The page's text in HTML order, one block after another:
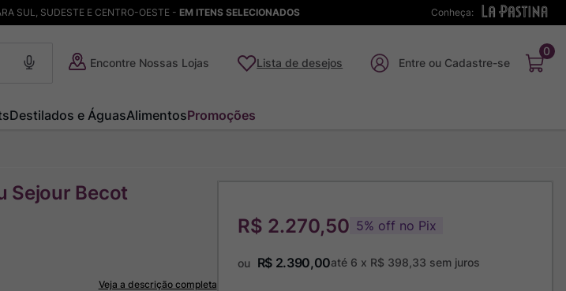
Conheça:
SUL, SUDESTE E CENTRO-OESTE - EM ITENS SELECIONADOS
Encontre Nossas Lojas Lista de desejos
0
Destilados e ÁguasAlimentosPromoções
Sejour Becot
Veja a descrição completa
R$ 2.270,50 5% off no Pix
ou R$ 2.390,00até 6 x R$ 398,33 sem juros